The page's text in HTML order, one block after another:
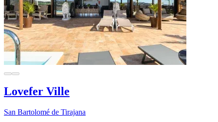
Lovefer Ville
San Bartolomé de Tirajana